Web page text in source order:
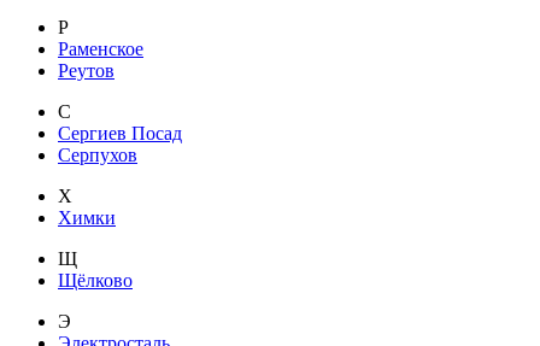
Р
Раменское
Реутов
С
Сергиев Посад
Серпухов
Х
Химки
Щ
Щёлково
Э